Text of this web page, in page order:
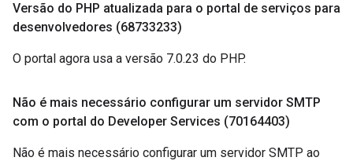
Versão do PHP atualizada para o portal de serviços para
desenvolvedores (68733233)
O portal agora usa a versão 7.0.23 do PHP.
Não é mais necessário configurar um servidor SMTP
com o portal do Developer Services (70164403)
Não é mais necessário configurar um servidor SMTP ao